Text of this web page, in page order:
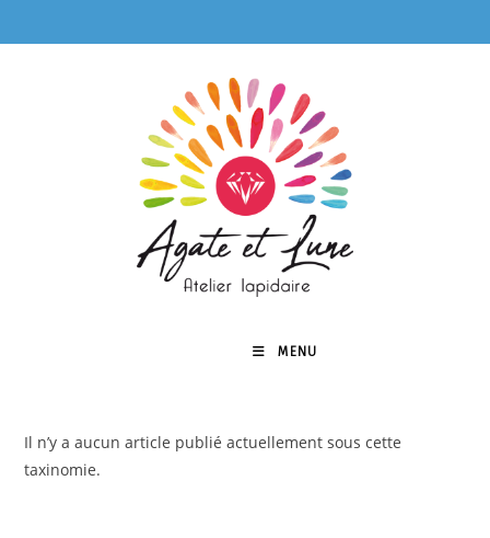
to
MENU
Il n’y a aucun article publié actuellement sous cette
taxinomie.